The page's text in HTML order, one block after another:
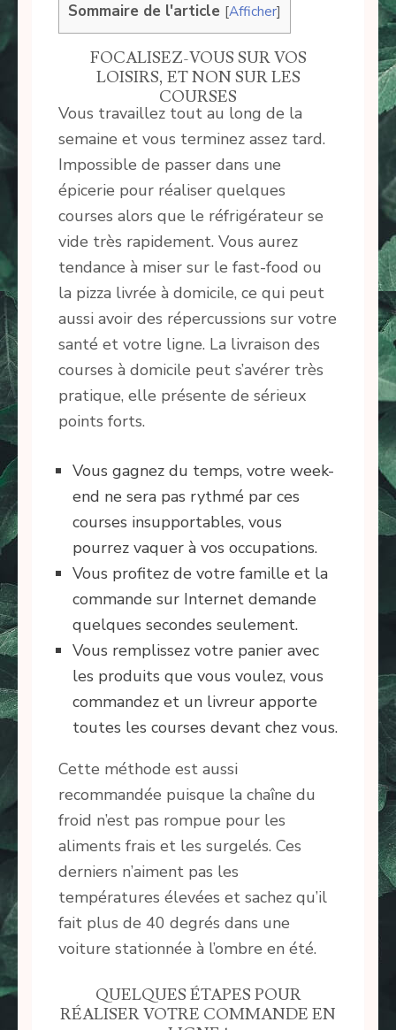
Sommaire de l'article [Afficher]
FOCALISEZ-VOUS SUR VOS
LOISIRS, ET NON SUR LES
COURSES
Vous travaillez tout au long de la
semaine et vous terminez assez tard.
Impossible de passer dans une
épicerie pour réaliser quelques
courses alors que le réfrigérateur se
vide très rapidement. Vous aurez
tendance à miser sur le fast-food ou
la pizza livrée à domicile, ce qui peut
aussi avoir des répercussions sur votre
santé et votre ligne. La livraison des
courses à domicile peut s’avérer très
pratique, elle présente de sérieux
points forts.
Vous gagnez du temps, votre week-
end ne sera pas rythmé par ces
courses insupportables, vous
pourrez vaquer à vos occupations.
Vous profitez de votre famille et la
commande sur Internet demande
quelques secondes seulement.
Vous remplissez votre panier avec
les produits que vous voulez, vous
commandez et un livreur apporte
toutes les courses devant chez vous.
Cette méthode est aussi
recommandée puisque la chaîne du
froid n’est pas rompue pour les
aliments frais et les surgelés. Ces
derniers n’aiment pas les
températures élevées et sachez qu’il
fait plus de 40 degrés dans une
voiture stationnée à l’ombre en été.
QUELQUES ÉTAPES POUR
RÉALISER VOTRE COMMANDE EN